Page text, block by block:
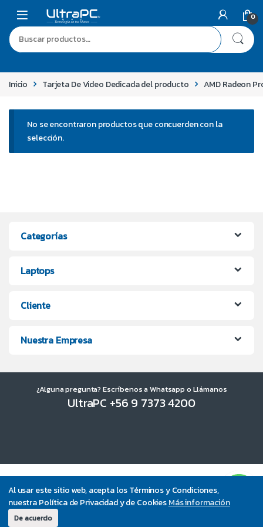
Al usar este sitio web, acepta los Términos y Condiciones,
nuestra Política de Privacidad y de CookiesMás información
De acuerdo
0
Inicio Tarjeta De Video Dedicada del producto AMD Radeon
No se encontraron productos que concuerden con la
selección.
Categorías
Laptops
Cliente
Nuestra Empresa
¿Alguna pregunta? Escríbenos a Whatsapp o Llámanos
UltraPC +56 9 7373 4200